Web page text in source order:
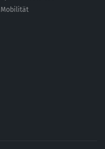
Mobilität